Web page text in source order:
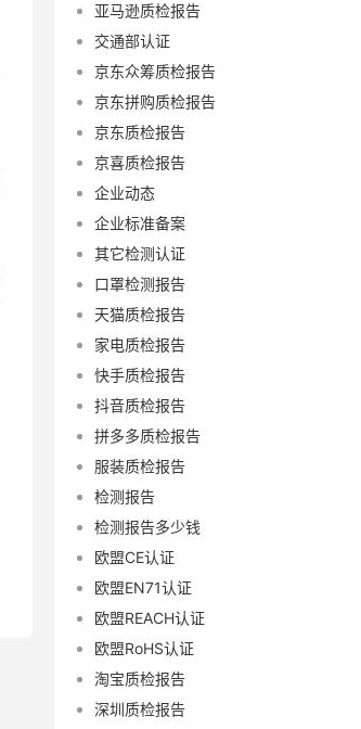
亚马逊质检报告
交通部认证
京东众筹质检报告
京东拼购质检报告
京东质检报告
京喜质检报告
企业动态
企业标准备案
其它检测认证
口罩检测报告
天猫质检报告
家电质检报告
快手质检报告
抖音质检报告
拼多多质检报告
服装质检报告
检测报告
检测报告多少钱
欧盟CE认证
欧盟EN71认证
欧盟REACH认证
欧盟RoHS认证
淘宝质检报告
深圳质检报告